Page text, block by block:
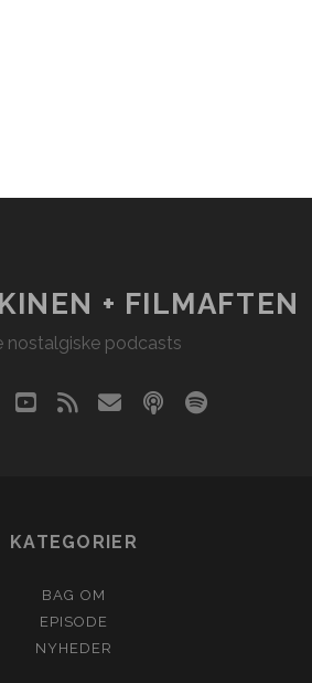
+ FILMAFTEN
nostalgiske podcasts
youtube
rss emailpodcastspotify
KATEGORIER
BAG OM
EPISODE
NYHEDER